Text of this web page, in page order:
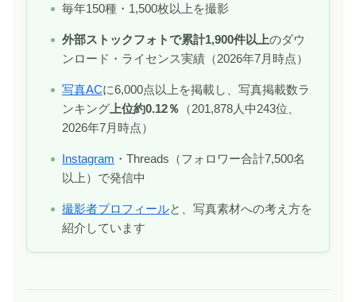
毎年150種・1,500枚以上を撮影
外部ストックフォトで累計1,900件以上のダウ
ンロード・ライセンス実績（2026年7月時点）
写真ACに6,000点以上を掲載し、写真掲載数ラ
ンキング 上位約0.12％ （201,878人中243位、
2026年7月時点）
Instagram ・Threads（フォロワー合計7,500名
以上）で発信中
撮影者プロフィールと、写真素材への考え方を
紹介しています